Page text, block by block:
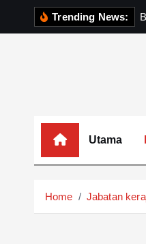
Trending News: B
Utama
Home Jabatan